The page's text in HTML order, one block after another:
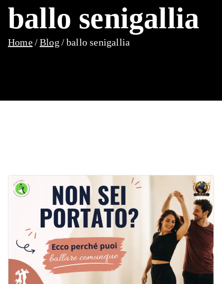
ballo senigallia
Home Blog ballo senigallia